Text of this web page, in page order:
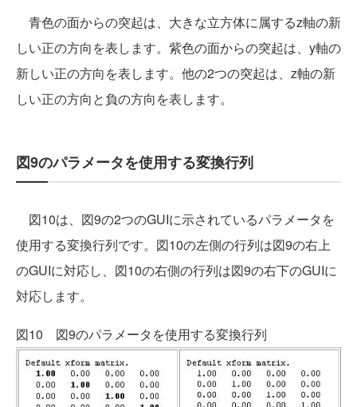
青色の面からの突起は、大きな立方体に属するz軸の新
しい正の方向を表します。紫色の面からの突起は、y軸の
新しい正の方向を表します。他の2つの突起は、z軸の新
しい正の方向と負の方向を表します。
図9のパラメータを使用する変換行列
図10は、図9の2つのGUIに示されているパラメータを
使用する変換行列です。図10の左側の行列は図9の右上
のGUIに対応し、図10の右側の行列は図9の右下のGUIに
対応します。
図10 図9のパラメータを使用する変換行列